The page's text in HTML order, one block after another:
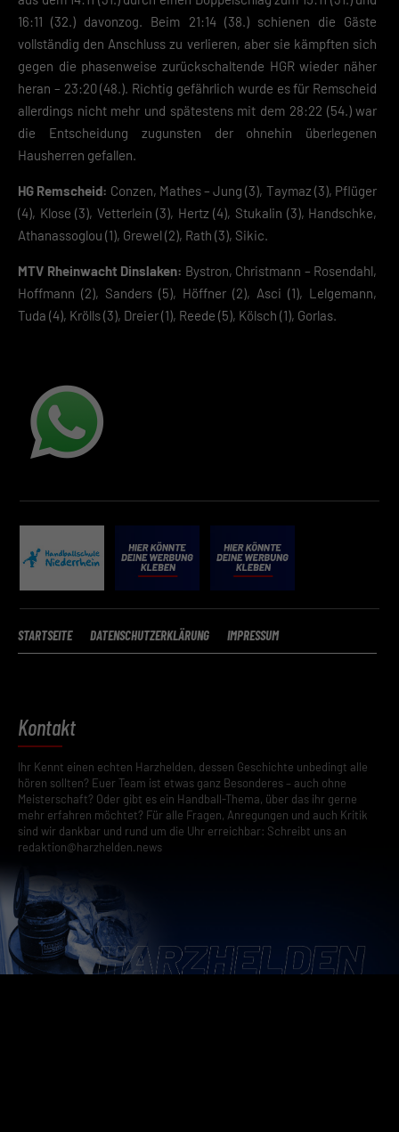
16:11 (32.) davonzog. Beim 21:14 (38.) schienen die Gäste
vollständig den Anschluss zu verlieren, aber sie kämpften sich
gegen die phasenweise zurückschaltende HGR wieder näher
heran – 23:20 (48.). Richtig gefährlich wurde es für Remscheid
allerdings nicht mehr und spätestens mit dem 28:22 (54.) war
die Entscheidung zugunsten der ohnehin überlegenen
Hausherren gefallen.
HG Remscheid: Conzen, Mathes – Jung (3), Taymaz (3), Pflüger
(4), Klose (3), Vetterlein (3), Hertz (4), Stukalin (3), Handschke,
Athanassoglou (1), Grewel (2), Rath (3), Sikic.
MTV Rheinwacht Dinslaken: Bystron, Christmann – Rosendahl,
Hoffmann (2), Sanders (5), Höffner (2), Asci (1), Lelgemann,
Tuda (4), Krölls (3), Dreier (1), Reede (5), Kölsch (1), Gorlas.
STARTSEITE DATENSCHUTZERKLÄRUNG IMPRESSUM
Kontakt
Ihr Kennt einen echten Harzhelden, dessen Geschichte unbedingt alle
hören sollten? Euer Team ist etwas ganz Besonderes – auch ohne
Meisterschaft? Oder gibt es ein Handball-Thema, über das ihr gerne
mehr erfahren möchtet? Für alle Fragen, Anregungen und auch Kritik
sind wir dankbar und rund um die Uhr erreichbar: Schreibt uns an
redaktion@harzhelden.news